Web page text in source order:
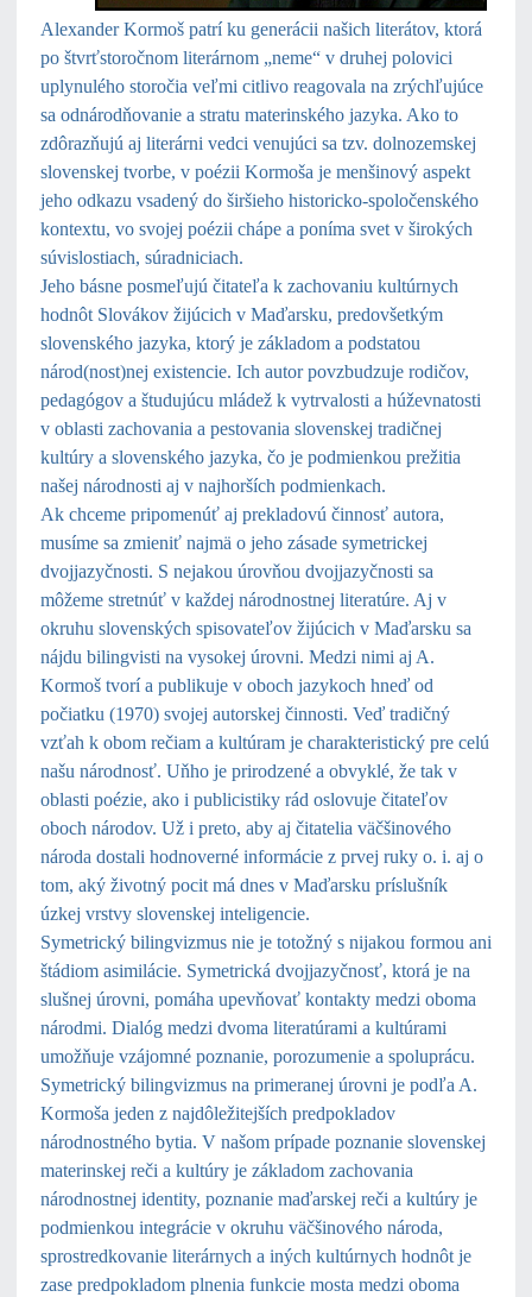
Alexander Kormoš patrí ku generácii našich literátov, ktorá
po štvrťstoročnom literárnom „neme“ v druhej polovici
uplynulého storočia veľmi citlivo reagovala na zrýchľujúce
sa odnárodňovanie a stratu materinského jazyka. Ako to
zdôrazňujú aj literárni vedci venujúci sa tzv. dolnozemskej
slovenskej tvorbe, v poézii Kormoša je menšinový aspekt
jeho odkazu vsadený do širšieho historicko-spoločenského
kontextu, vo svojej poézii chápe a poníma svet v širokých
súvislostiach, súradniciach.
Jeho básne posmeľujú čitateľa k zachovaniu kultúrnych
hodnôt Slovákov žijúcich v Maďarsku, predovšetkým
slovenského jazyka, ktorý je základom a podstatou
národ(nost)nej existencie. Ich autor povzbudzuje rodičov,
pedagógov a študujúcu mládež k vytrvalosti a húževnatosti
v oblasti zachovania a pestovania slovenskej tradičnej
kultúry a slovenského jazyka, čo je podmienkou prežitia
našej národnosti aj v najhorších podmienkach.
Ak chceme pripomenúť aj prekladovú činnosť autora,
musíme sa zmieniť najmä o jeho zásade symetrickej
dvojjazyčnosti. S nejakou úrovňou dvojjazyčnosti sa
môžeme stretnúť v každej národnostnej literatúre. Aj v
okruhu slovenských spisovateľov žijúcich v Maďarsku sa
nájdu bilingvisti na vysokej úrovni. Medzi nimi aj A.
Kormoš tvorí a publikuje v oboch jazykoch hneď od
počiatku (1970) svojej autorskej činnosti. Veď tradičný
vzťah k obom rečiam a kultúram je charakteristický pre celú
našu národnosť. Uňho je prirodzené a obvyklé, že tak v
oblasti poézie, ako i publicistiky rád oslovuje čitateľov
oboch národov. Už i preto, aby aj čitatelia väčšinového
národa dostali hodnoverné informácie z prvej ruky o. i. aj o
tom, aký životný pocit má dnes v Maďarsku príslušník
úzkej vrstvy slovenskej inteligencie.
Symetrický bilingvizmus nie je totožný s nijakou formou ani
štádiom asimilácie. Symetrická dvojjazyčnosť, ktorá je na
slušnej úrovni, pomáha upevňovať kontakty medzi oboma
národmi. Dialóg medzi dvoma literatúrami a kultúrami
umožňuje vzájomné poznanie, porozumenie a spoluprácu.
Symetrický bilingvizmus na primeranej úrovni je podľa A.
Kormoša jeden z najdôležitejších predpokladov
národnostného bytia. V našom prípade poznanie slovenskej
materinskej reči a kultúry je základom zachovania
národnostnej identity, poznanie maďarskej reči a kultúry je
podmienkou integrácie v okruhu väčšinového národa,
sprostredkovanie literárnych a iných kultúrnych hodnôt je
zase predpokladom plnenia funkcie mosta medzi oboma